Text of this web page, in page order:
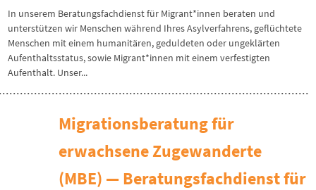
In unserem Beratungsfachdienst für Migrant*innen beraten und
unterstützen wir Menschen während Ihres Asylverfahrens, geflüchtete
Menschen mit einem humanitären, geduldeten oder ungeklärten
Aufenthaltsstatus, sowie Migrant*innen mit einem verfestigten
Aufenthalt. Unser...
Migrationsberatung für
erwachsene Zugewanderte
(MBE) — Beratungsfachdienst für